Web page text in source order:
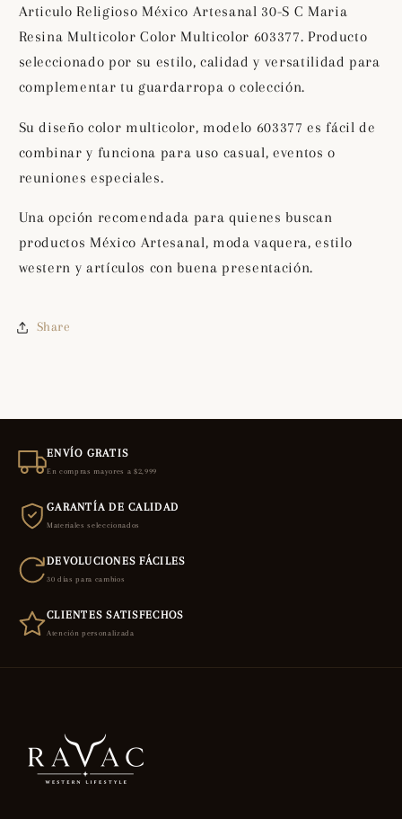
Maria
Multicolor
Color
Multicolor
Maria
Multicolor
Color
Multicolor
Articulo Religioso México Artesanal 30-S C Maria
Resina Multicolor Color Multicolor 603377. Producto
seleccionado por su estilo, calidad y versatilidad para
complementar tu guardarropa o colección.
Su diseño color multicolor, modelo 603377 es fácil de
combinar y funciona para uso casual, eventos o
reuniones especiales.
Una opción recomendada para quienes buscan
productos México Artesanal, moda vaquera, estilo
western y artículos con buena presentación.
Share
ENVÍO GRATIS
En compras mayores a $2,999
GARANTÍA DE CALIDAD
Materiales seleccionados
DEVOLUCIONES FÁCILES
30 días para cambios
CLIENTES SATISFECHOS
Atención personalizada